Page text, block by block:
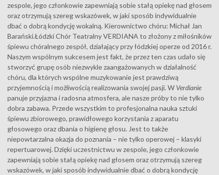
zespole, jego członkowie zapewniają sobie stałą opiekę nad głosem
oraz otrzymują szereg wskazówek, w jaki sposób indywidualnie
dbać o dobrą kondycję wokalną. Kierownictwo chóru: Michał Jan
Barański.Łódzki Chór Teatralny VERDIANA to złożony z miłośników
śpiewu chóralnego zespół, działający przy łódzkiej operze od 2016 r.
Naszym wspólnym sukcesem jest fakt, że przez ten czas udało się
stworzyć grupę osób niezwykle zaangażowanych w działalność
chóru, dla których wspólne muzykowanie jest prawdziwą
przyjemnością i możliwością realizowania swojej pasji. W Verdianie
panuje przyjazna i radosna atmosfera, ale nasze próby to nie tylko
dobra zabawa. Przede wszystkim to profesjonalna nauka sztuki
śpiewu zbiorowego, prawidłowego korzystania z aparatu
głosowego oraz dbania o higienę głosu. Jest to także
niepowtarzalna okazja do poznania – nie tylko operowej – klasyki
repertuarowej. Dzięki uczestnictwu w zespole, jego członkowie
zapewniają sobie stałą opiekę nad głosem oraz otrzymują szereg
wskazówek, w jaki sposób indywidualnie dbać o dobrą kondycję